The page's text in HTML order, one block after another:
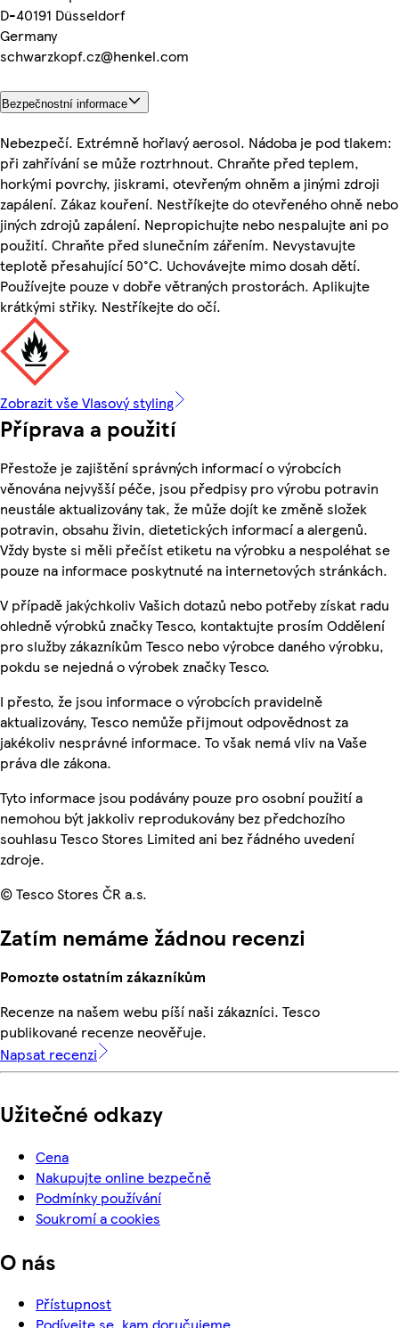
D-40191 Düsseldorf
Germany
schwarzkopf.cz@henkel.com
Bezpečnostní informace
Nebezpečí. Extrémně hořlavý aerosol. Nádoba je pod tlakem:
při zahřívání se může roztrhnout. Chraňte před teplem,
horkými povrchy, jiskrami, otevřeným ohněm a jinými zdroji
zapálení. Zákaz kouření. Nestříkejte do otevřeného ohně nebo
jiných zdrojů zapálení. Nepropichujte nebo nespalujte ani po
použití. Chraňte před slunečním zářením. Nevystavujte
teplotě přesahující 50°C. Uchovávejte mimo dosah dětí.
Používejte pouze v dobře větraných prostorách. Aplikujte
krátkými střiky. Nestříkejte do očí.
Zobrazit vše Vlasový styling
Příprava a použití
Přestože je zajištění správných informací o výrobcích
věnována nejvyšší péče, jsou předpisy pro výrobu potravin
neustále aktualizovány tak, že může dojít ke změně složek
potravin, obsahu živin, dietetických informací a alergenů.
Vždy byste si měli přečíst etiketu na výrobku a nespoléhat se
pouze na informace poskytnuté na internetových stránkách.
V případě jakýchkoliv Vašich dotazů nebo potřeby získat radu
ohledně výrobků značky Tesco, kontaktujte prosím Oddělení
pro služby zákazníkům Tesco nebo výrobce daného výrobku,
pokdu se nejedná o výrobek značky Tesco.
I přesto, že jsou informace o výrobcích pravidelně
aktualizovány, Tesco nemůže přijmout odpovědnost za
jakékoliv nesprávné informace. To však nemá vliv na Vaše
práva dle zákona.
Tyto informace jsou podávány pouze pro osobní použití a
nemohou být jakkoliv reprodukovány bez předchozího
souhlasu Tesco Stores Limited ani bez řádného uvedení
zdroje.
© Tesco Stores ČR a.s.
Zatím nemáme žádnou recenzi
Pomozte ostatním zákazníkům
Recenze na našem webu píší naši zákazníci. Tesco
publikované recenze neověřuje.
Napsat recenzi
Užitečné odkazy
Cena
Nakupujte online bezpečně
Podmínky používání
Soukromí a cookies
O nás
Přístupnost